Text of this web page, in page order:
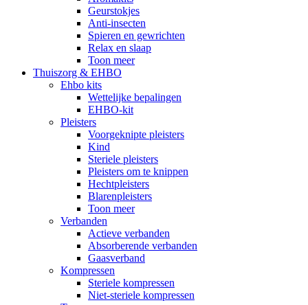
Geurstokjes
Anti-insecten
Spieren en gewrichten
Relax en slaap
Toon meer
Thuiszorg & EHBO
Ehbo kits
Wettelijke bepalingen
EHBO-kit
Pleisters
Voorgeknipte pleisters
Kind
Steriele pleisters
Pleisters om te knippen
Hechtpleisters
Blarenpleisters
Toon meer
Verbanden
Actieve verbanden
Absorberende verbanden
Gaasverband
Kompressen
Steriele kompressen
Niet-steriele kompressen